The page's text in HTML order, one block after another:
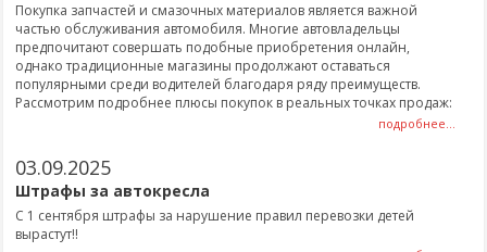
Покупка запчастей и смазочных материалов является важной
частью обслуживания автомобиля. Многие автовладельцы
предпочитают совершать подобные приобретения онлайн,
однако традиционные магазины продолжают оставаться
популярными среди водителей благодаря ряду преимуществ.
Рассмотрим подробнее плюсы покупок в реальных точках продаж:
подробнее...
03.09.2025
Штрафы за автокресла
С 1 сентября штрафы за нарушение правил перевозки детей
вырастут!!